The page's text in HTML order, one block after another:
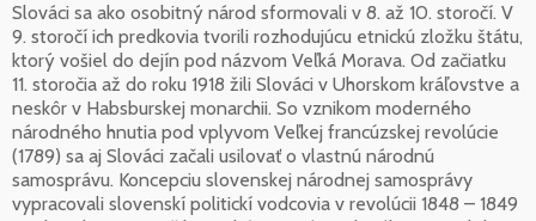
Slováci sa ako osobitný národ sformovali v 8. až 10. storočí. V
9. storočí ich predkovia tvorili rozhodujúcu etnickú zložku štátu,
ktorý vošiel do dejín pod názvom Veľká Morava. Od začiatku
11. storočia až do roku 1918 žili Slováci v Uhorskom kráľovstve a
neskôr v Habsburskej monarchii. So vznikom moderného
národného hnutia pod vplyvom Veľkej francúzskej revolúcie
(1789) sa aj Slováci začali usilovať o vlastnú národnú
samosprávu. Koncepciu slovenskej národnej samosprávy
vypracovali slovenskí politickí vodcovia v revolúcii 1848 – 1849